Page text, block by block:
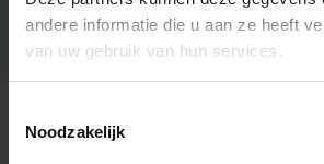
andere informatie die u aan ze heeft
van uw gebruik van hun services.
Noodzakelijk
Algemene informatie